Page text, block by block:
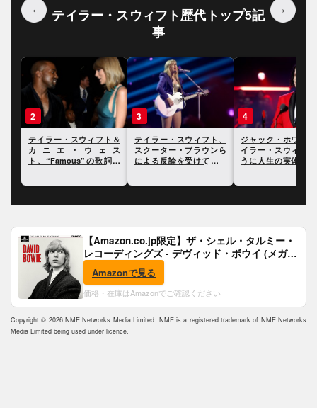
‹
テイラー・スウィフト歴代トップ5記
事
›
3
テイラー・スウィフト、
スクーター・ブラウンら
による反論を受けてさら
4
ジャック・ホワイト、テ
イラー・スウィフトのよ
うに人生の実体験を歌詞
5
テイラー・スウィ
ドキュメンタリー
ー中に経験した二
【Amazon.co.jp限定】ザ・シェル・タルミー・
レコーディングズ - デヴィッド・ボウイ (メガジ
ャケ付)
Amazonで見る
価格・在庫はAmazonでご確認ください
Copyright © 2026 NME Networks Media Limited. NME is a registered trademark of NME Networks
Media Limited being used under licence.